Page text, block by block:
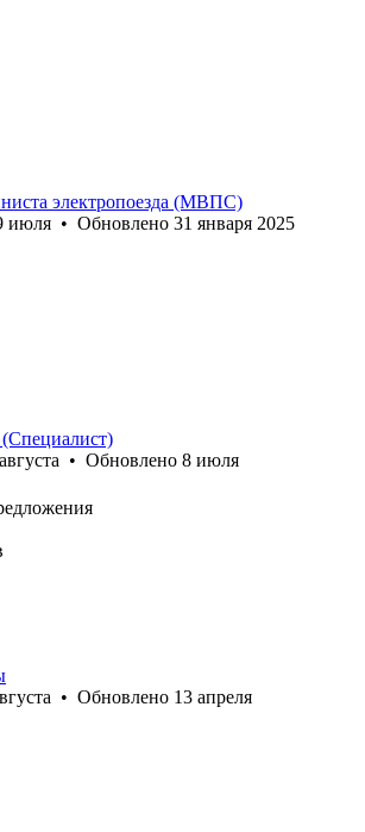
электропоезда (МВПС)
июля • Обновлено 31 января 2025
• Обновлено 8 июля
• Обновлено 13 апреля